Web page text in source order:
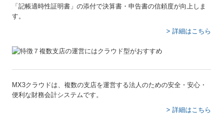
「記帳適時性証明書」の添付で決算書・申告書の信頼度が向上しま
す。
> 詳細はこちら
MX3クラウドは、複数の支店を運営する法人のための安全・安心・
便利な財務会計システムです。
> 詳細はこちら